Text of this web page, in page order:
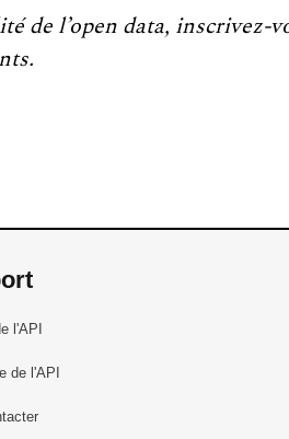
de l’open data, inscrivez-
l'API
de l'API